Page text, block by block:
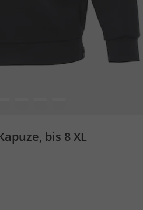
bis 8 XL